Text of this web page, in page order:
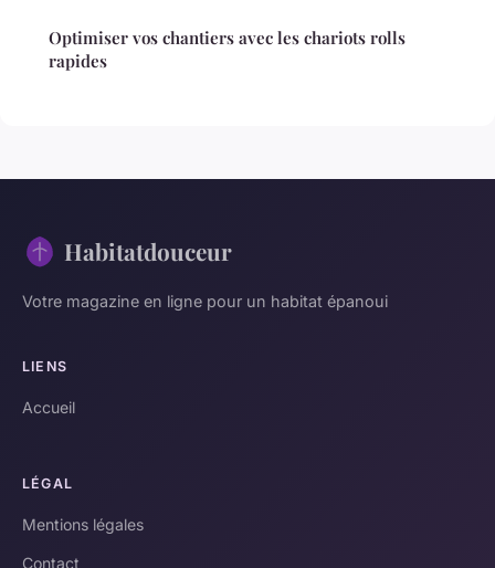
Optimiser vos chantiers avec les chariots rolls
rapides
Habitatdouceur
Votre magazine en ligne pour un habitat épanoui
LIENS
Accueil
LÉGAL
Mentions légales
Contact